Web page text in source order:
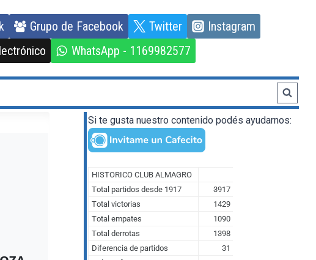
Grupo de Facebook Twitter
Instagram
WhatsApp - 1169982577
Si te gusta nuestro contenido podés ayudarnos: